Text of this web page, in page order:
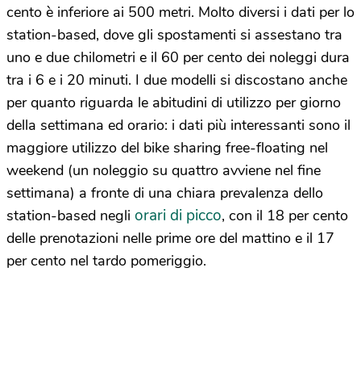
cento è inferiore ai 500 metri. Molto diversi i dati per lo
station-based, dove gli spostamenti si assestano tra
uno e due chilometri e il 60 per cento dei noleggi dura
tra i 6 e i 20 minuti. I due modelli si discostano anche
per quanto riguarda le abitudini di utilizzo per giorno
della settimana ed orario: i dati più interessanti sono il
maggiore utilizzo del bike sharing free-floating nel
weekend (un noleggio su quattro avviene nel fine
settimana) a fronte di una chiara prevalenza dello
station-based negli orari di picco, con il 18 per cento
delle prenotazioni nelle prime ore del mattino e il 17
per cento nel tardo pomeriggio.